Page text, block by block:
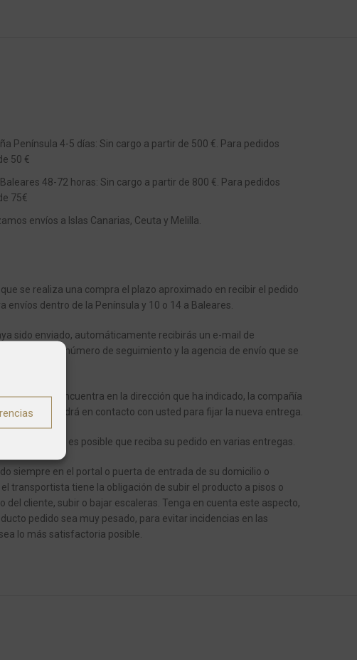
Península 4-5 días: Sin cargo a partir de 500 €. Para pedidos
50 €
48-72 horas: Sin cargo a partir de 800 €. Para pedidos
75€
envíos a Islas Canarias, Ceuta y Melilla.
se realiza una compra el plazo aproximado en recibir el pedido
envíos dentro de la Península y 10 o 14 a Baleares.
sido enviado, automáticamente recibirás un e-mail de
el número de seguimiento y la agencia de envío que se
pedido.
no se encuentra en la dirección que ha indicado, la compañía
y se pondrá en contacto con usted para fijar la nueva entrega.
artículos, es posible que reciba su pedido en varias entregas.
siempre en el portal o puerta de entrada de su domicilio o
el transportista tiene la obligación de subir el producto a pisos o
del cliente, subir o bajar escaleras. Tenga en cuenta este aspecto,
pedido sea muy pesado, para evitar incidencias en las
lo más satisfactoria posible.